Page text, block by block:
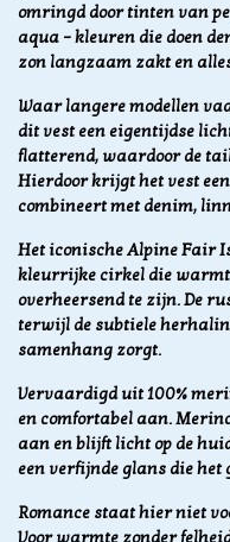
omringd door tinten van
aqua – kleuren die doen
zon langzaam zakt en
Waar langere modellen
dit vest een eigentijdse
flatterend, waardoor de
Hierdoor krijgt het vest
combineert met denim,
Het iconische Alpine Fair
kleurrijke cirkel die
overheersend te zijn. De
terwijl de subtiele
samenhang zorgt.
Vervaardigd uit 100%
en comfortabel aan.
aan en blijft licht op de
een verfijnde glans die het
Romance staat hier niet